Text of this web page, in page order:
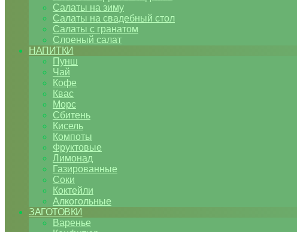
Салаты на зиму
Салаты на свадебный стол
Салаты с гранатом
Слоеный салат
НАПИТКИ
Пунш
Чай
Кофе
Квас
Морс
Сбитень
Кисель
Компоты
Фруктовые
Лимонад
Газированные
Соки
Коктейли
Алкогольные
ЗАГОТОВКИ
Варенье